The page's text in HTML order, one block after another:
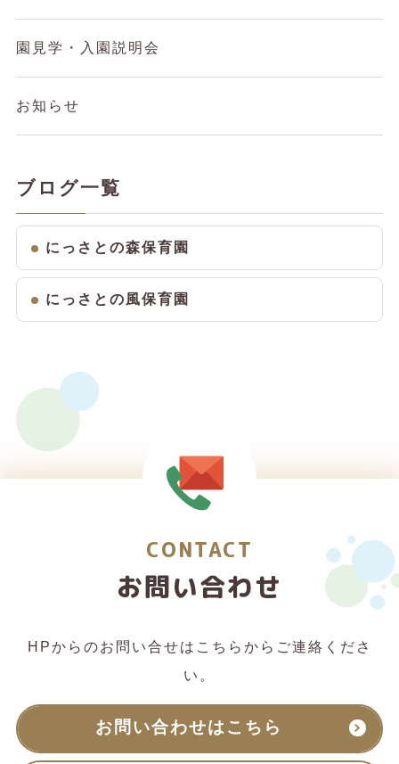
園見学・入園説明会
お知らせ
ブログ一覧
にっさとの森保育園
にっさとの風保育園
CONTACT
お問い合わせ
HPからのお問い合せはこちらからご連絡くださ
い。
お問い合わせはこちら